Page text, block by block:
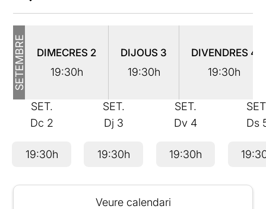
SETEMBRE DIMECRES 2
19:30h
DIJOUS 3
19:30h
DIVENDRES4
19:30h
SET.
Dc 2
19:30h
SET.
Dj 3
19:30h
SET.
Dv 4
19:30h
Ds
Veure calendari